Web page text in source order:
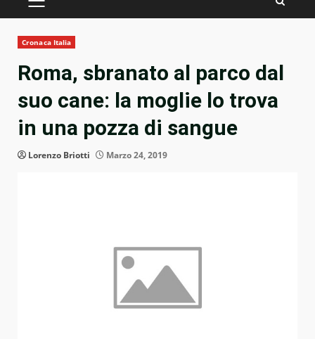
PRIMARY
Cronaca Italia
Roma, sbranato al parco dal
suo cane: la moglie lo trova
in una pozza di sangue
Lorenzo Briotti Marzo 24, 2019